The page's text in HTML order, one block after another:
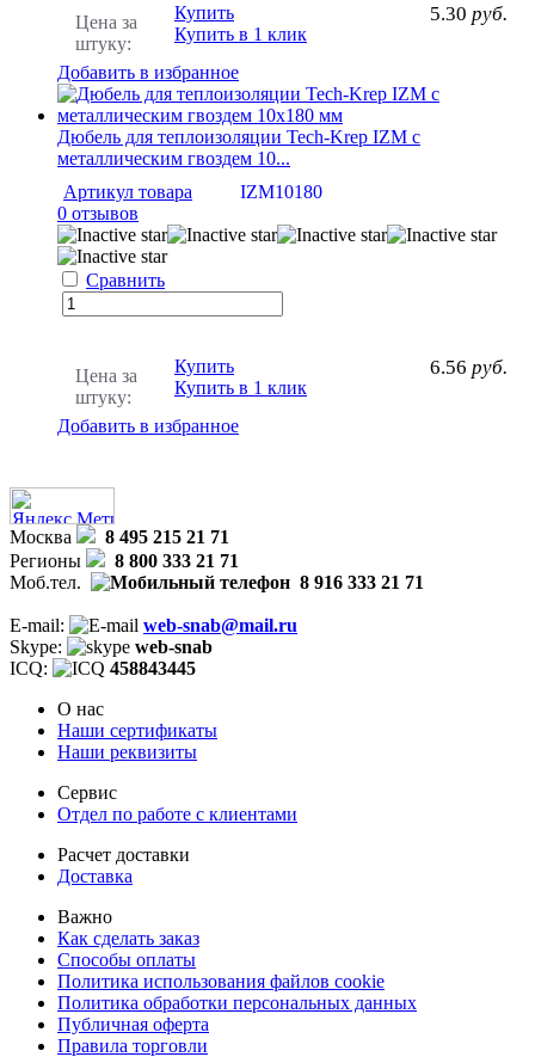
Цена за
штуку:
5.30 руб.
Купить
Купить в 1 клик
Добавить в избранное
Дюбель для теплоизоляции Tech-Krep IZМ с
металлическим гвоздем 10...
Артикул товара
IZM10180
0 отзывов
Сравнить
Цена за
штуку:
6.56 руб.
Купить
Купить в 1 клик
Добавить в избранное
Москва
8 495 215 21 71
Регионы
8 800 333 21 71
Моб.тел.
8 916 333 21 71
E-mail:
web-snab@mail.ru
Skype:
web-snab
ICQ:
458843445
О нас
Наши сертификаты
Наши реквизиты
Сервис
Отдел по работе с клиентами
Расчет доставки
Доставка
Важно
Как сделать заказ
Способы оплаты
Политика использования файлов cookie
Политика обработки персональных данных
Публичная оферта
Правила торговли